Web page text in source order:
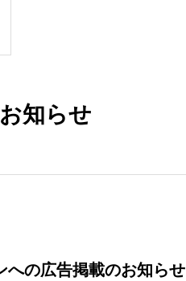
知らせ
の広告掲載のお知らせ